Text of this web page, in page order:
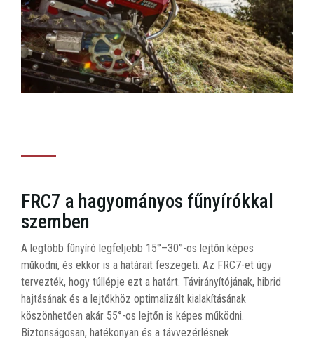
FRC7 a hagyományos fűnyírókkal
szemben
A legtöbb fűnyíró legfeljebb 15°–30°-os lejtőn képes
működni, és ekkor is a határait feszegeti. Az FRC7-et úgy
tervezték, hogy túllépje ezt a határt. Távirányítójának, hibrid
hajtásának és a lejtőkhöz optimalizált kialakításának
köszönhetően akár 55°-os lejtőn is képes működni.
Biztonságosan, hatékonyan és a távvezérlésnek